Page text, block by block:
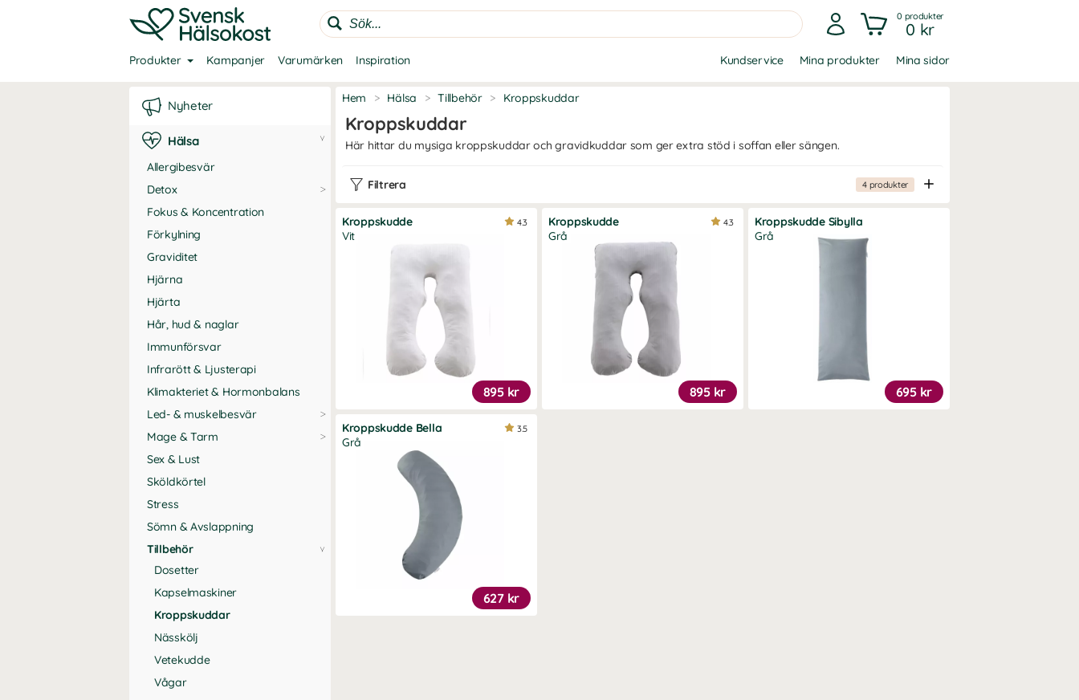
0 produkter
0 kr
Produkter Kampanjer Varumärken Inspiration Kundservice Mina produkter Mina sidor
Nyheter
Hälsa
Allergibesvär
Detox
Fokus & Koncentration
Förkylning
Graviditet
Hjärna
Hjärta
Hår, hud & naglar
Immunförsvar
Infrarött & Ljusterapi
Klimakteriet & Hormonbalans
Led- & muskelbesvär
Mage & Tarm
Sex & Lust
Sköldkörtel
Stress
Sömn & Avslappning
Tillbehör
Dosetter
Kapselmaskiner
Kroppskuddar
Nässkölj
Vetekudde
Vågar
Hem > Hälsa > Tillbehör > Kroppskuddar
Kroppskuddar
Här hittar du mysiga kroppskuddar och gravidkuddar som ger extra stöd i soffan eller sängen.
Filtrera 4produkter
Kroppskudde
Vit
895 kr
4.3
Kroppskudde
Grå
895 kr
4.3
Kroppskudde Sibylla
Grå
695 kr
Kroppskudde Bella
Grå
627 kr
3.5